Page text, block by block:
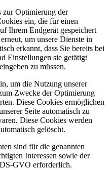
zur Optimierung der
ein, die für einen
Ihrem Endgerät gespeichert
um unsere Dienste in
erkannt, dass Sie bereits bei
Einstellungen sie getätigt
zu müssen.
um die Nutzung unserer
Zwecke der Optimierung
Diese Cookies ermöglichen
Seite automatisch zu
Diese Cookies werden
gelöscht.
sind für die genannten
Interessen sowie der
GVO erforderlich.